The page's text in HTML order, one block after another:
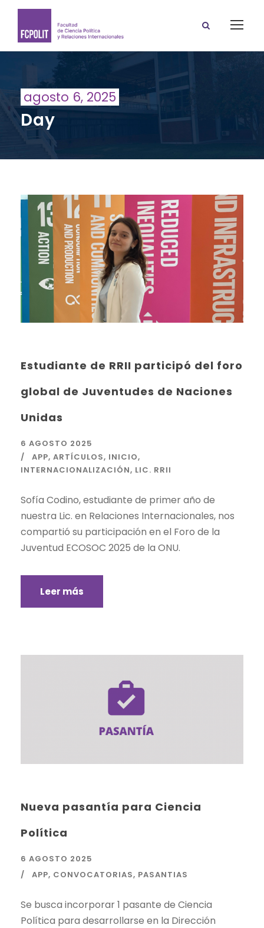
agosto 6, 2025
Day
Estudiante de RRII participó del foro
global de Juventudes de Naciones
Unidas
6 AGOSTO 2025
APP, ARTÍCULOS, INICIO,
INTERNACIONALIZACIÓN, LIC. RRII
Sofía Codino, estudiante de primer año de
nuestra Lic. en Relaciones Internacionales, nos
compartió su participación en el Foro de la
Juventud ECOSOC 2025 de la ONU.
Leer más
Nueva pasantía para Ciencia
Política
6 AGOSTO 2025
APP, CONVOCATORIAS, PASANTIAS
Se busca incorporar 1 pasante de Ciencia
Política para desarrollarse en la Dirección